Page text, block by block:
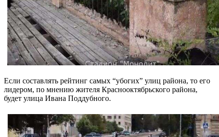
Если составлять рейтинг самых “убогих” улиц района, то его
лидером, по мнению жителя Краснооктябрьского района,
будет улица Ивана Поддубного.